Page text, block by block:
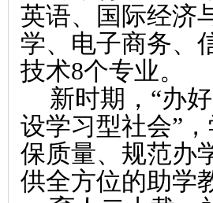
英语、国际经济
学、电子商务、
技术8个专业。
新时期， “办
设学习型社会”
保质量、规范办
供全方位的助学